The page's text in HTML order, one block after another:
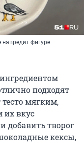
навредит фигуре
подходят
мягким,
вкус
добавить творог
кексы,